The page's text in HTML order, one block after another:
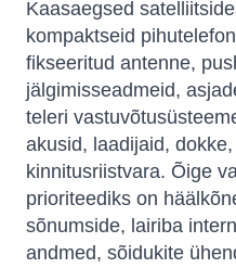
Kaasaegsed
kompaktseid
fikseeritud antenne,
jälgimisseadmeid,
teleri
akusid, laadijaid,
kinnitusriistvara. Õige
prioriteediks on
sõnumside, lairiba
andmed, sõidukite